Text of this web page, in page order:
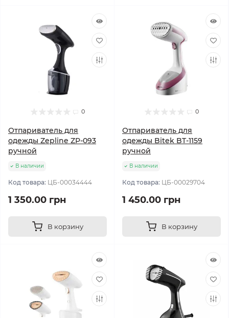
0
Отпариватель для
одежды Zepline ZP-093
ручной
В наличии
Код товара: ЦБ-00034444
1 350.00 грн
В корзину
0
Отпариватель для
одежды Bitek BT-1159
ручной
В наличии
Код товара: ЦБ-00029704
1 450.00 грн
В корзину